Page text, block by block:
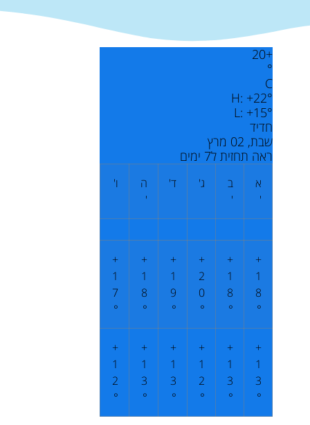
+
20
°
C
H: +22°
L: +15°
חדיד
שבת, 02 מרץ
ראה תחזית ל7 ימים
א
'
ב
'
ג' ד'
ה
'
ו'
+
1
8
°
+
1
8
°
+
2
0
°
+
1
9
°
+
1
8
°
+
1
7
°
+
1
3
°
+
1
3
°
+
1
2
°
+
1
3
°
+
1
3
°
+
1
2
°